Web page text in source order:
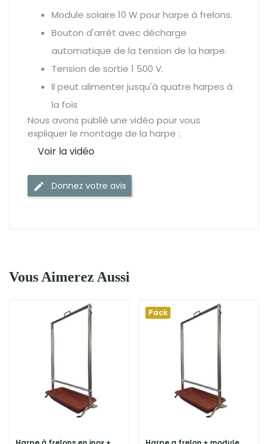
Module solaire 10 W pour harpe à frelons.
Bouton d'arrêt avec décharge
automatique de la tension de la harpe.
Tension de sortie 1 500 V.
Il peut alimenter jusqu'à quatre harpes à
la fois
Nous avons publié une vidéo pour vous
expliquer le montage de la harpe :
Voir la vidéo
Donnez votre avis
Vous Aimerez Aussi
Pack